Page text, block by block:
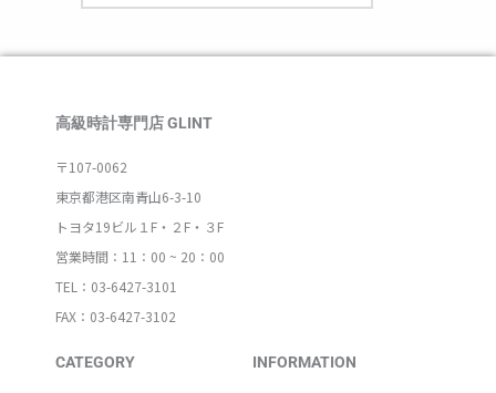
高級時計専門店 GLINT
〒107-0062
東京都港区南青山6-3-10
トヨタ19ビル１F・２F・３F
営業時間：11：00 ~ 20：00
TEL：03-6427-3101
FAX：03-6427-3102
CATEGORY INFORMATION